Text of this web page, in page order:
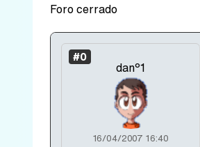
Foro cerrado
#0
danº1
16/04/2007 16:40